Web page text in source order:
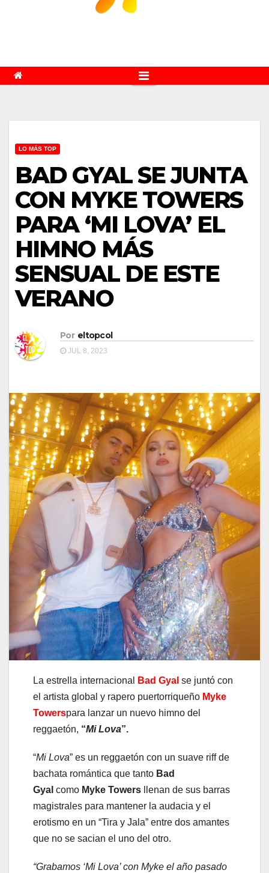
LO MÁS TOP
BAD GYAL SE JUNTA
CON MYKE TOWERS
PARA ‘MI LOVA’ EL
HIMNO MÁS
SENSUAL DE ESTE
VERANO
Por eltopcol
JUL 8, 2023
La estrella internacional Bad Gyal se juntó con
el artista global y rapero puertorriqueño Myke
Towerspara lanzar un nuevo himno del
reggaetón, “Mi Lova”.
“Mi Lova” es un reggaetón con un suave riff de
bachata romántica que tanto Bad
Gyal como Myke Towers llenan de sus barras
magistrales para mantener la audacia y el
erotismo en un “Tira y Jala” entre dos amantes
que no se sacian el uno del otro.
“Grabamos ‘Mi Lova’ con Myke el año pasado